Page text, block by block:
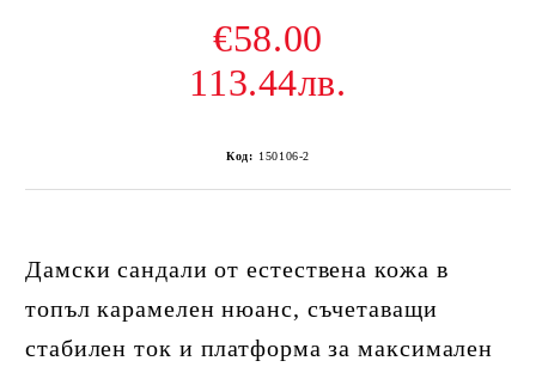
€58.00
113.44лв.
Код: 150106-2
Дамски сандали от естествена кожа в
топъл карамелен нюанс, съчетаващи
стабилен ток и платформа за максимален